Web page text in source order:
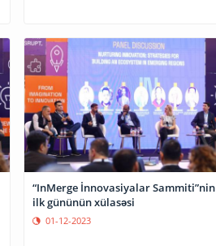
“InMerge İnnovasiyalar Sammiti”nin
ilk gününün xülasəsi
01-12-2023